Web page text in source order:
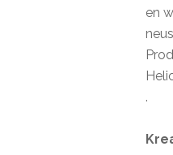
en
.